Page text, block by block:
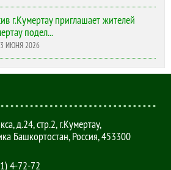
г.Кумертау приглашает жителей
подел...
ИЮНЯ 2026
д.24, стр.2,г.Кумертау,
Башкортостан, Россия,453300
4-72-72